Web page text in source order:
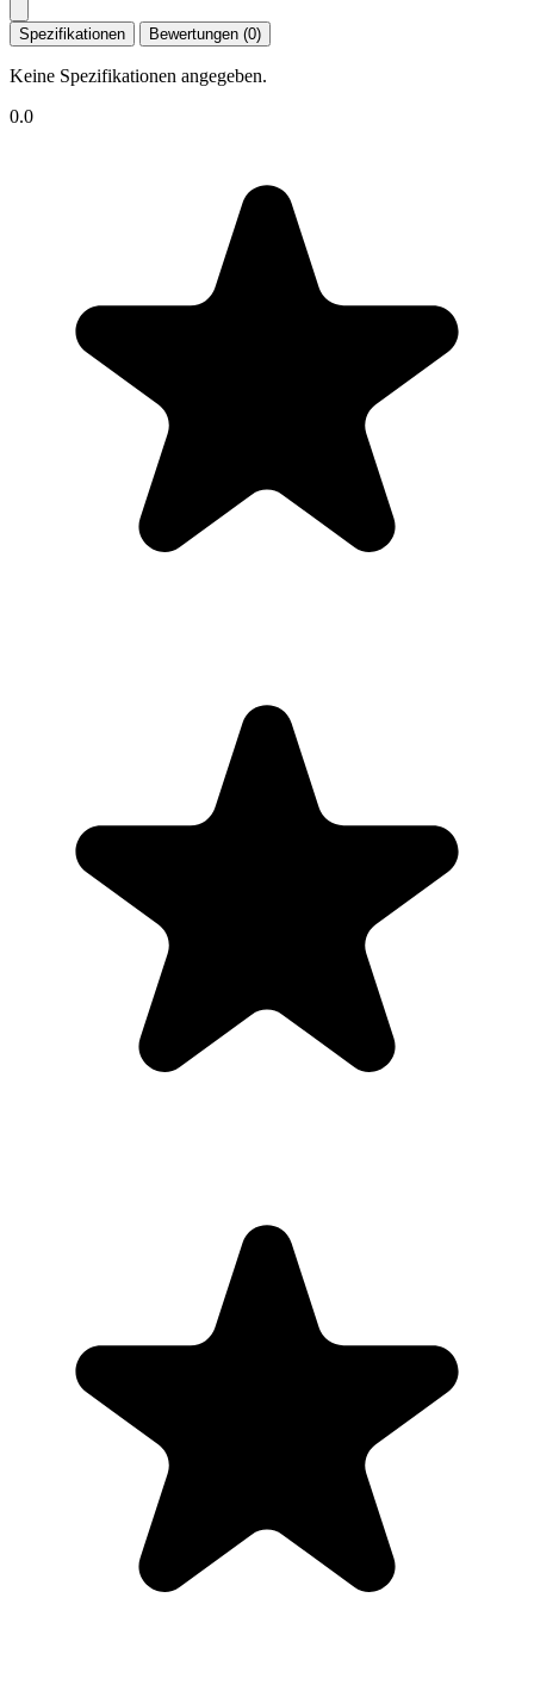
Spezifikationen Bewertungen (0)
Keine Spezifikationen angegeben.
0.0